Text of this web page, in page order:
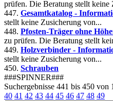
prüfen. Die Beratung stellt keine
447. Gesamtkatalog -
stellt keine Zusicherung von...
448. Pfosten-Träger ohne
zu prüfen. Die Beratung stellt
449. Holzverbinder -
stellt keine Zusicherung von...
450. Schrauben
###SPINNER###
Suchergebnisse 441 bis 450 von
40 41 42 43 44 45 46 47 48 49